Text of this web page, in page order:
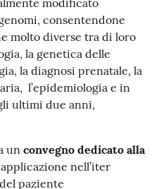
modificato
consentendone
molto diverse tra di loro
la genetica delle
la diagnosi prenatale, la
l’epidemiologia e in
ultimi due anni,
un convegno dedicato alla
nell’iter
paziente